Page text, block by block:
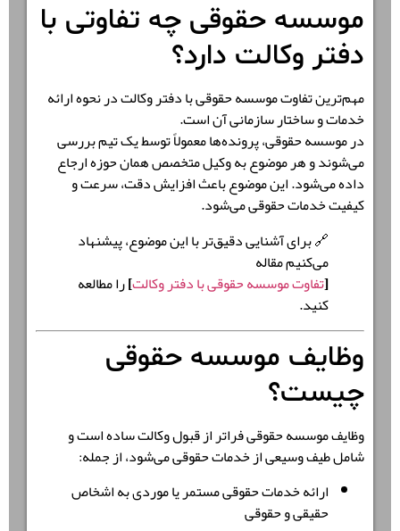
موسسه حقوقی چه تفاوتی با
دفتر وکالت دارد؟
مهم‌ترین تفاوت موسسه حقوقی با دفتر وکالت درنحوه ارائه
خدمات و ساختار سازمانیآن است.
در موسسه حقوقی، پرونده‌ها معمولاً توسط یک تیم بررسی
می‌شوند و هر موضوع به وکیل متخصص همان حوزه ارجاع
داده می‌شود. این موضوع باعث افزایش دقت، سرعت و
کیفیت خدمات حقوقی می‌شود.
🔗 برای آشنایی دقیق‌تر با این موضوع، پیشنهاد
می‌کنیم مقاله
[تفاوت موسسه حقوقی با دفتر وکالت]را مطالعه
کنید.
وظایف موسسه حقوقی
چیست؟
وظایف موسسه حقوقی فراتر از قبول وکالت ساده است و
شامل طیف وسیعی از خدمات حقوقی می‌شود، از جمله:
ارائه خدمات حقوقی مستمر یا موردی به اشخاص
حقیقی و حقوقی